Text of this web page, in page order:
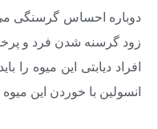
دوباره احساس گرسنگی
زود گرسنه شدن فرد و
افراد دیابتی این میوه را
انسولین با خوردن این